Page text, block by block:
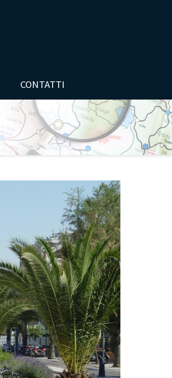
CONTATTI